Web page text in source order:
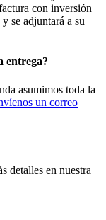
con inversión
se adjuntará a su
entrega?
asumimos toda la
un correo
detalles en nuestra